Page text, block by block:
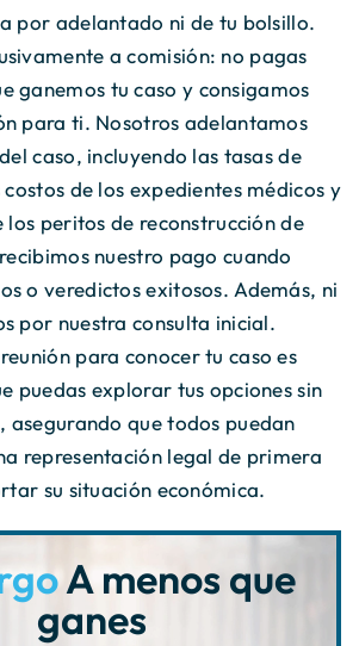
por adelantado ni de tu bolsillo.
a comisión: no pagas
ganemos tu caso y consigamos
para ti. Nosotros adelantamos
caso, incluyendo las tasas de
de los expedientes médicos y
los peritos de reconstrucción de
nuestro pago cuando
o veredictos exitosos. Además, ni
por nuestra consulta inicial.
para conocer tu caso es
puedas explorar tus opciones sin
asegurando que todos puedan
representación legal de primera
su situación económica.
A menos que
ganes